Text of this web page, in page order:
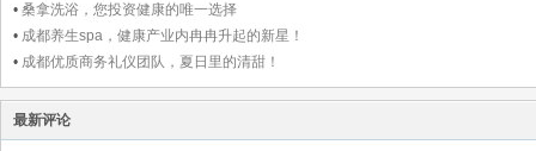
• 桑拿洗浴，您投资健康的唯一选择
• 成都养生spa，健康产业内冉冉升起的新星！
• 成都优质商务礼仪团队，夏日里的清甜！
最新评论